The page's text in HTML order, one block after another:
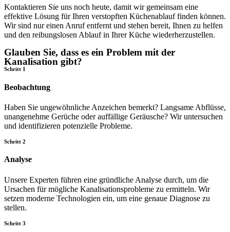
Kontaktieren Sie uns noch heute, damit wir gemeinsam eine
effektive Lösung für Ihren verstopften Küchenablauf finden können.
Wir sind nur einen Anruf entfernt und stehen bereit, Ihnen zu helfen
und den reibungslosen Ablauf in Ihrer Küche wiederherzustellen.
Glauben Sie, dass es ein Problem mit der
Kanalisation gibt?
Schritt 1
Beobachtung
Haben Sie ungewöhnliche Anzeichen bemerkt? Langsame Abflüsse,
unangenehme Gerüche oder auffällige Geräusche? Wir untersuchen
und identifizieren potenzielle Probleme.
Schritt 2
Analyse
Unsere Experten führen eine gründliche Analyse durch, um die
Ursachen für mögliche Kanalisationsprobleme zu ermitteln. Wir
setzen moderne Technologien ein, um eine genaue Diagnose zu
stellen.
Schritt 3